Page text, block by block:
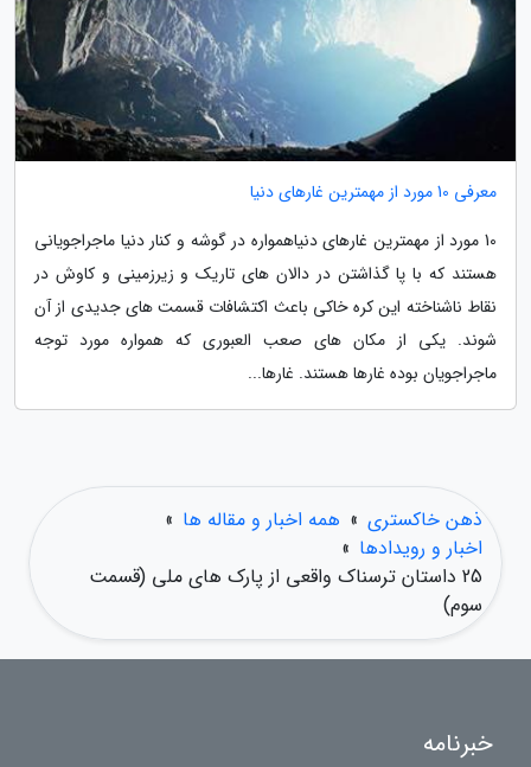
معرفی 10 مورد از مهمترین غارهای دنیا
10 مورد از مهمترین غارهای دنیاهمواره در گوشه و کنار دنیا ماجراجویانی
هستند که با پا گذاشتن در دالان های تاریک و زیرزمینی و کاوش در
نقاط ناشناخته این کره خاکی باعث اکتشافات قسمت های جدیدی از آن
شوند. یکی از مکان های صعب العبوری که همواره مورد توجه
ماجراجویان بوده غارها هستند. غارها...
ذهن خاکستری » همه اخبار و مقاله ها »
اخبار و رویدادها »
25 داستان ترسناک واقعی از پارک های ملی (قسمت
سوم)
خبرنامه